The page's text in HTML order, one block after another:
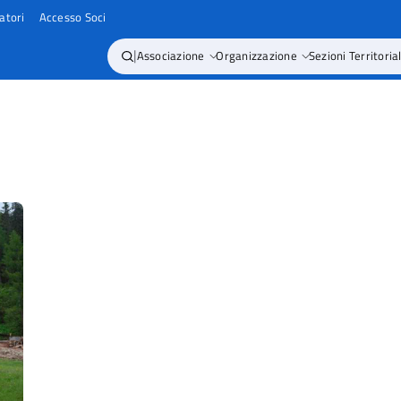
Accesso Soci
|Associazione Organizzazione Sezioni